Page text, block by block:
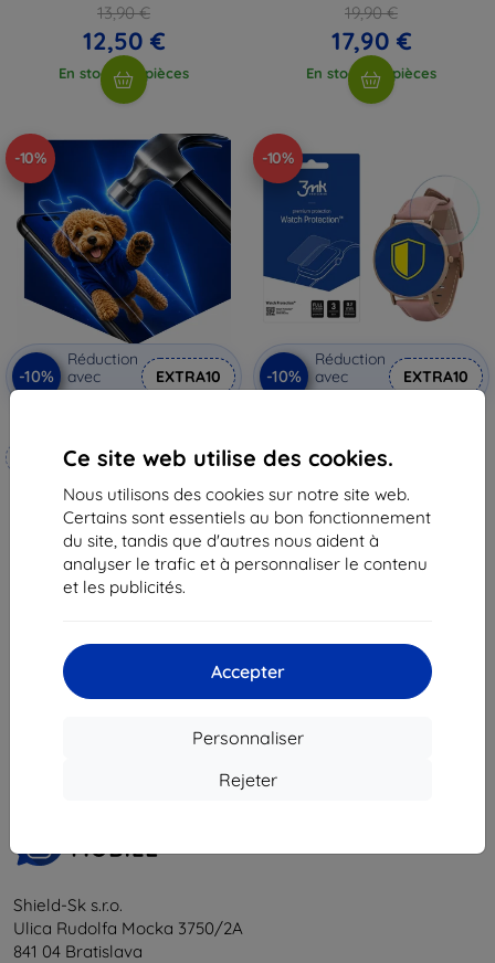
Ce site web utilise des cookies.
Nous utilisons des cookies sur notre site web.
Certains sont essentiels au bon fonctionnement
du site, tandis que d'autres nous aident à
analyser le trafic et à personnaliser le contenu
et les publicités.
Accepter
Personnaliser
Rejeter
13,90 €
12,50 €
En stock > 5 pièces
19,90 €
17,90 €
En stock > 5 pièces
-10%
-10%
Réduction
avec
coupon
EXTRA10
Fabriqué sur mesure
20,90 €
18,82 €
En stock 4 pièces
-10%
-10%
Réduction
avec
coupon
EXTRA10
Smartwatch
10,72 €
En stock > 5 pièces
du total
Shield-Sk s.r.o.
Ulica Rudolfa Mocka 3750/2A
841 04 Bratislava